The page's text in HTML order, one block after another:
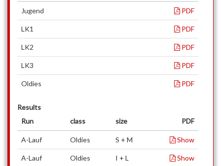
Jugend PDF
LK1 PDF
LK2 PDF
LK3 PDF
Oldies PDF
Results
Run
class size PDF
A-Lauf Oldies S + M Show
A-Lauf Oldies I + L Show